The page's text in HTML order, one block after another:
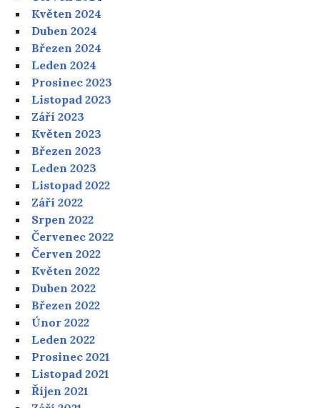
Květen 2024
Duben 2024
Březen 2024
Leden 2024
Prosinec 2023
Listopad 2023
Září 2023
Květen 2023
Březen 2023
Leden 2023
Listopad 2022
Září 2022
Srpen 2022
Červenec 2022
Červen 2022
Květen 2022
Duben 2022
Březen 2022
Únor 2022
Leden 2022
Prosinec 2021
Listopad 2021
Říjen 2021